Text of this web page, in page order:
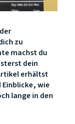
zu
machst du
dein
erhältst
Einblicke, wie
lange in den